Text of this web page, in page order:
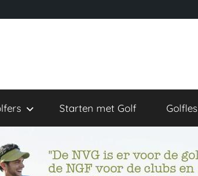
Starten met Golf Golfles